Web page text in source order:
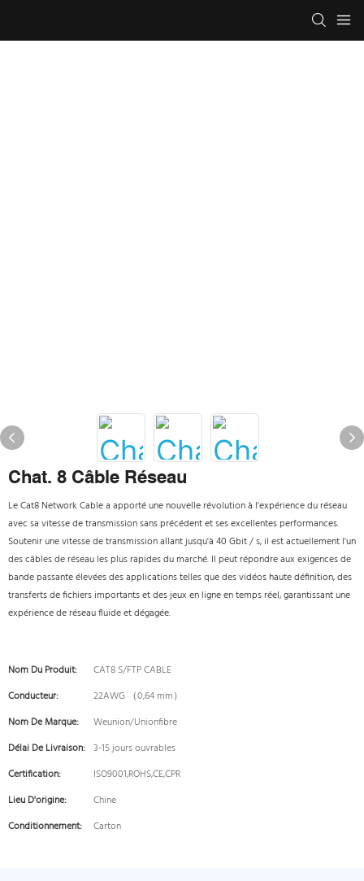
Chat. 8 Câble Réseau
Le Cat8 Network Cable a apporté une nouvelle révolution à l'expérience du réseau
avec sa vitesse de transmission sans précédent et ses excellentes performances.
Soutenir une vitesse de transmission allant jusqu'à 40 Gbit / s, il est actuellement l'un
des câbles de réseau les plus rapides du marché. Il peut répondre aux exigences de
bande passante élevées des applications telles que des vidéos haute définition, des
transferts de fichiers importants et des jeux en ligne en temps réel, garantissant une
expérience de réseau fluide et dégagée.
Nom Du Produit:
CAT8 S/FTP CABLE
Conducteur:
22AWG （0,64 mm）
Nom De Marque:
Weunion/Unionfibre
Délai De Livraison: 3-15 jours ouvrables
Certification:
ISO9001,ROHS,CE,CPR
Lieu D'origine:
Chine
Conditionnement:
Carton